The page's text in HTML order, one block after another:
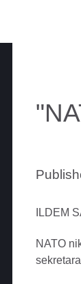
ILDEM
NATO